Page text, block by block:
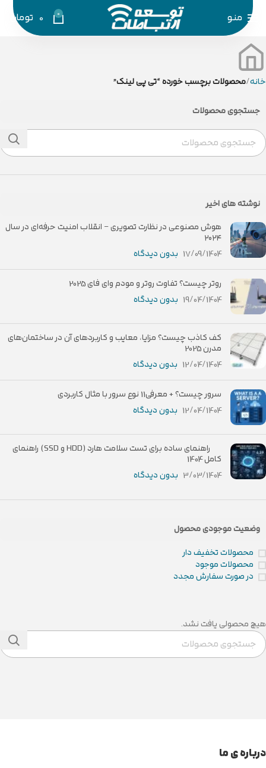
منو 0
0 تومان
خانه محصولات برچسب خورده “تی پی لینک”
جستجوی محصولات
نوشته های اخیر
هوش مصنوعی در نظارت تصویری – انقلاب امنیت حرفه‌ای در سال
۲۰۲۴
17/09/1404 بدون دیدگاه
روتر چیست؟ تفاوت روتر و مودم وای فای 2025
19/04/1404 بدون دیدگاه
کف کاذب چیست؟ مزایا، معایب و کاربردهای آن در ساختمان‌های
مدرن 2025
12/04/1404 بدون دیدگاه
سرور چیست؟ + معرفی11 نوع سرور با مثال کاربردی
12/04/1404 بدون دیدگاه
راهنمای ساده برای تست سلامت هارد (HDD و SSD) راهنمای
کامل 1404
3/03/1404 بدون دیدگاه
وضعیت موجودی محصول
محصولات تخفیف دار
محصولات موجود
در صورت سفارش مجدد
هیچ محصولی یافت نشد.
درباره ی ما